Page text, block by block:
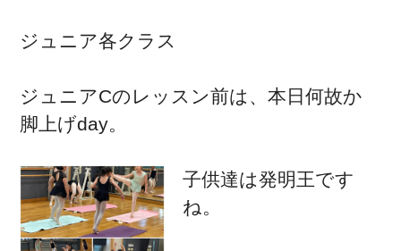
ジュニア各クラス
ジュニアCのレッスン前は、本日何故か
脚上げday。
子供達は発明王です
ね。